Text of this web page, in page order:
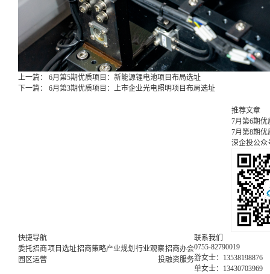
上一篇： 6月第5期优质项目：新能源锂电池项目布局选址
下一篇： 6月第3期优质项目：上市企业光电照明项目布局选址
推荐文章
7月第6期
7月第8期
深企投公众
快捷导航
委托招商项目选址招商策略产业规划 行业观察招商办会
园区运营
投融资服务
联系我们
0755-82790019
游女士：13538198876
单女士：13430703969